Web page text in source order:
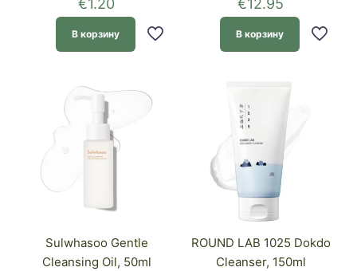
€1.20
В корзину
€12.95
В корзину
Sulwhasoo Gentle
Cleansing Oil, 50ml
ROUND LAB 1025 Dokdo
Cleanser, 150ml